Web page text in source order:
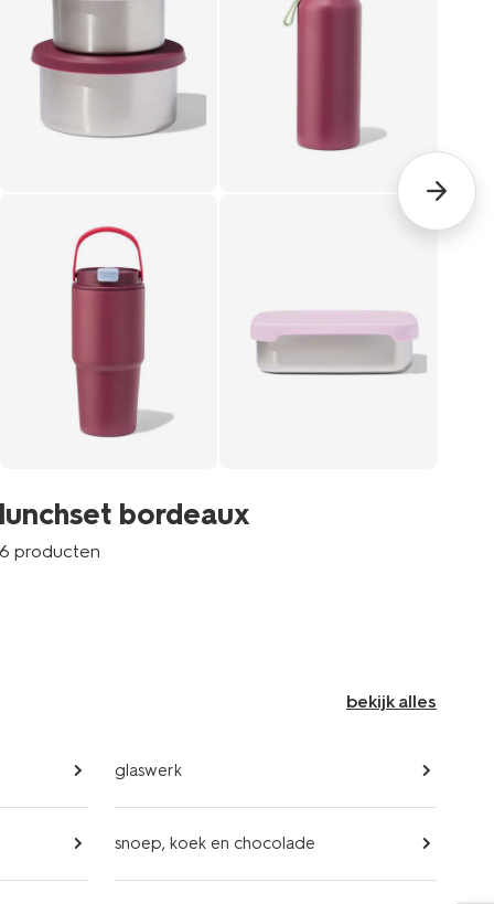
bordeaux
producten
bekijk alles
glaswerk
snoep, koek en chocolade